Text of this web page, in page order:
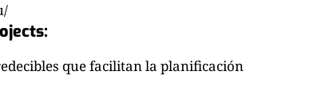
que facilitan la planificación